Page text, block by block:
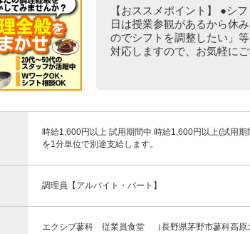
【おススメポイント】 ●シ
日は授業参観があるから休
のでシフトを調整したい」
対応しますので、お気軽に
時給1,600円以上 試用期間中 時給1,600円以上(試用
を1分単位で別途支給します。
調理員【アルバイト・パート】
エクシブ蓼科 従業員食堂 （長野県茅野市蓼科高原